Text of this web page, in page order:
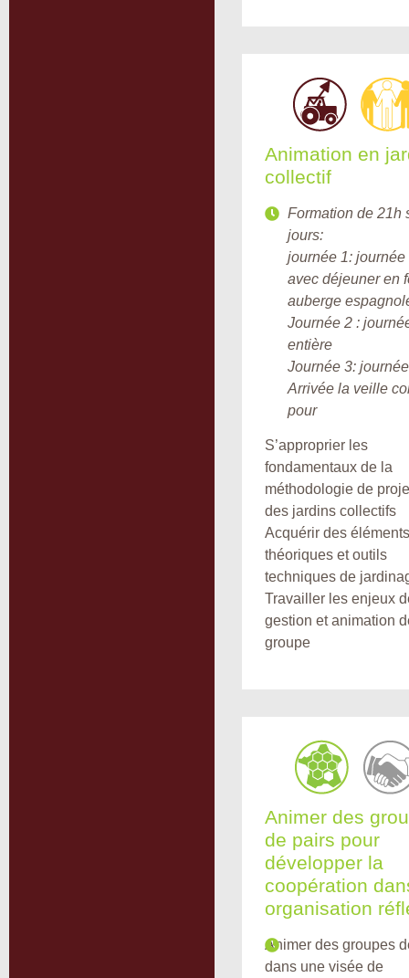
Animation en
collectif
Formation de 21h
jours:
journée 1: journée
avec déjeuner en
auberge
Journée 2 :
entière
Journée 3:
Arrivée la veille
pour
S’approprier les
fondamentaux de la
méthodologie de
des jardins collectifs
Acquérir des éléments
théoriques et outils
techniques de
Travailler les enjeux
gestion et animation
groupe
Animer des
de pairs pour
développer la
coopération
organisation
Animer des groupes
dans une visée de